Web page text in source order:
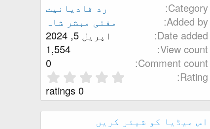
Category
رد قادیانیت
Added by
مفتی مبشر شاہ
Date added
اپریل 5, 2024
View count
1,554
Comment count
0
Rating
0
0
0 ratings
اس میڈیا کو شیئر کریں